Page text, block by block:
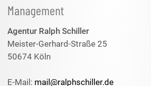
Management
Agentur Ralph Schiller
Meister-Gerhard-Straße 25
50674 Köln
E-Mail: mail@ralphschiller.de